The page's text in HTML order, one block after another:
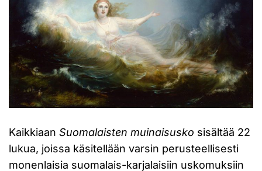
Kaikkiaan Suomalaisten muinaisusko sisältää 22
lukua, joissa käsitellään varsin perusteellisesti
monenlaisia suomalais-karjalaisiin uskomuksiin